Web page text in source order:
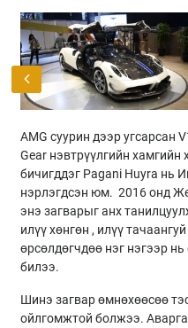
AMG суурин дээр угсарсан
Gear нэвтрүүлгийн
бичигддэг Pagani Huyra нь
нэрлэгдсэн юм. 2016 онд
энэ загварыг анх
илүү хөнгөн , илүү
өрсөлдөгчдөө нэг нэгээр
билээ.
Шинэ загвар өмнөхөөсөө
ойлгомжтой болжээ.